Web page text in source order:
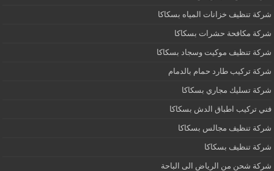
شركة تنظيف خزانات المياه بسكاكا
شركة مكافحة حشرات بسكاكا
شركة تنظيف موكيت وسجاد بسكاكا
شركة تركيب طارد حمام بالدمام
شركة تسليك مجاري بسكاكا
فني تركيب اطباق الدش بسكاكا
شركة تنظيف مجالس بسكاكا
شركة تنظيف بسكاكا
شركة شحن من الرياض الى الباحة